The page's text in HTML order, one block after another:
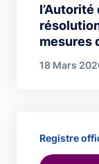
mesures
18 Mars
Registre